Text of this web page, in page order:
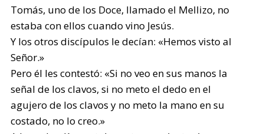
Tomás, uno de los Doce, llamado el Mellizo, no
estaba con ellos cuando vino Jesús.
Y los otros discípulos le decían: «Hemos visto al
Señor.»
Pero él les contestó: «Si no veo en sus manos la
señal de los clavos, si no meto el dedo en el
agujero de los clavos y no meto la mano en su
costado, no lo creo.»